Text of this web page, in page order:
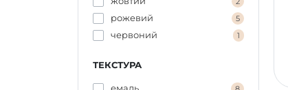
рожевий 5
червоний 1
ТЕКСТУРА